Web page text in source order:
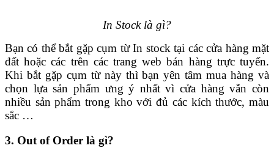
In Stock là gì?
Bạn có thể bắt gặp cụm từ In stock tại các cửa hàng mặt
đất hoặc các trên các trang web bán hàng trực tuyến.
Khi bắt gặp cụm từ này thì bạn yên tâm mua hàng và
chọn lựa sản phẩm ưng ý nhất vì cửa hàng vẫn còn
nhiều sản phẩm trong kho với đủ các kích thước, màu
sắc …
3. Out of Order là gì?